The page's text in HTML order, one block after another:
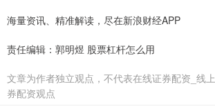
海量资讯、精准解读，尽在新浪财经APP
责任编辑：郭明煜 股票杠杆怎么用
文章为作者独立观点，不代表在线证券配资_线
券配资观点